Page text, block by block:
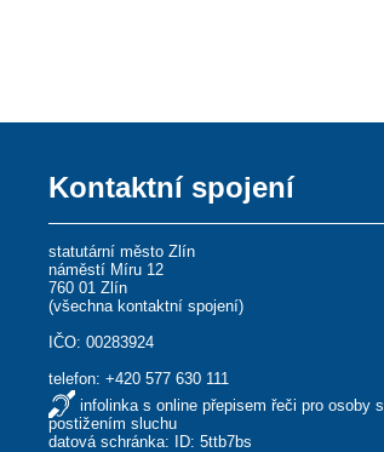
Kontaktní spojení
statutární město Zlín
náměstí Míru 12
760 01 Zlín
(všechna kontaktní spojení)
IČO: 00283924
telefon:+420 577 630 111
infolinka s online přepisem řeči pro osoby s
postižením sluchu
datová schránka: ID: 5ttb7bs